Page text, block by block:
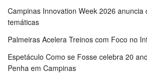
Campinas Innovation Week 2026 anuncia
temáticas
Palmeiras Acelera Treinos com Foco no
Espetáculo Como se Fosse celebra 20
Penha em Campinas